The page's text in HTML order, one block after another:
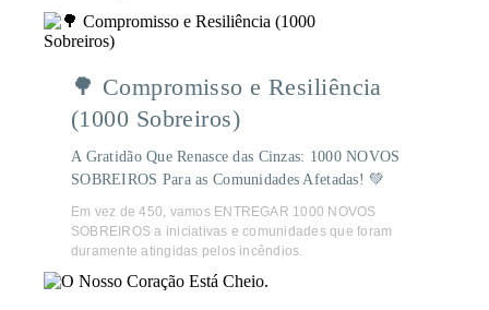
🌳 Compromisso e Resiliência
(1000 Sobreiros)
A Gratidão Que Renasce das Cinzas: 1000 NOVOS
SOBREIROS Para as Comunidades Afetadas! 💚
Em vez de 450, vamos ENTREGAR 1000 NOVOS
SOBREIROS a iniciativas e comunidades que foram
duramente atingidas pelos incêndios.